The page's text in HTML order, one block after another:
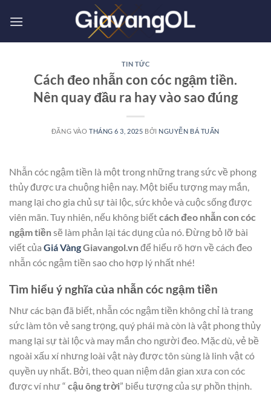
qua
TIN TỨC
Cách đeo nhẫn con cóc ngậm tiền.
Nên quay đầu ra hay vào sao đúng
ĐĂNG VÀO THÁNG 6 3, 2025 BỞI NGUYỄN BÁ TUẤN
Nhẫn cóc ngậm tiền là một trong những trang sức về phong
thủy được ưa chuộng hiện nay. Một biểu tượng may mắn,
mang lại cho gia chủ sự tài lộc, sức khỏe và cuộc sống được
viên mãn. Tuy nhiên, nếu không biếtcách đeo nhẫn con cóc
ngậm tiềnsẽ làm phản lại tác dụng của nó. Đừng bỏ lỡ bài
viết của Giá VàngGiavangol.vnđể hiểu rõ hơn về cách đeo
nhẫn cóc ngậm tiền sao cho hợp lý nhất nhé!
Tìm hiểu ý nghĩa của nhẫn cóc ngậm tiền
Như các bạn đã biết, nhẫn cóc ngậm tiền không chỉ là trang
sức làm tôn vẻ sang trọng, quý phái mà còn là vật phong thủy
mang lại sự tài lộc và may mắn cho người đeo. Mặc dù, vẻ bề
ngoài xấu xí nhưng loài vật này được tôn sùng là linh vật có
quyền uy nhất. Bởi, theo quan niệm dân gian xưa con cóc
được ví như “ cậu ông trời” biểu tượng của sự phồn thịnh.